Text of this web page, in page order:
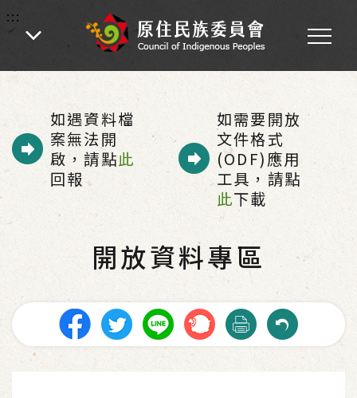
:::
:::
首頁 - 業務專區 - 開放資料專區
如遇資料檔
案無法開
啟，請點此
回報
如需要開放
文件格式
(ODF)應用
工具，請點
此下載
開放資料專區